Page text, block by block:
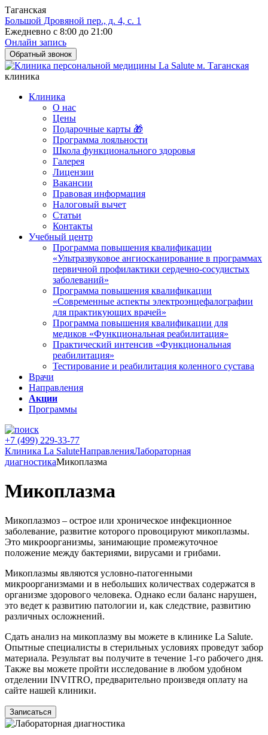
Таганская
Большой Дровяной пер., д. 4, с. 1
Ежедневно с 8:00 до 21:00
Онлайн запись
Обратный звонок
клиника
Клиника
О нас
Цены
Подарочные карты 🎁
Программа лояльности
Школа функционального здоровья
Галерея
Лицензии
Вакансии
Правовая информация
Налоговый вычет
Статьи
Контакты
Учебный центр
Программа повышения квалификации
«Ультразвуковое ангиосканирование в программах
первичной профилактики сердечно-сосудистых
заболеваний»
Программа повышения квалификации
«Современные аспекты электроэнцефалографии
для практикующих врачей»
Программа повышения квалификации для
медиков «Функциональная реабилитация»
Практический интенсив «Функциональная
реабилитация»
Тестирование и реабилитация коленного сустава
Врачи
Направления
Акции
Программы
+7 (499) 229-33-77
Клиника La SaluteНаправленияЛабораторная
диагностикаМикоплазма
Микоплазма
Микоплазмоз – острое или хроническое инфекционное
заболевание, развитие которого провоцируют микоплазмы.
Это микроорганизмы, занимающие промежуточное
положение между бактериями, вирусами и грибами.
Микоплазмы являются условно-патогенными
микроорганизмами и в небольших количествах содержатся в
организме здорового человека. Однако если баланс нарушен,
это ведет к развитию патологии и, как следствие, развитию
различных осложнений.
Сдать анализ на микоплазму вы можете в клинике La Salute.
Опытные специалисты в стерильных условиях проведут забор
материала. Результат вы получите в течение 1-го рабочего дня.
Также вы можете пройти исследование в любом удобном
отделении INVITRO, предварительно произведя оплату на
сайте нашей клиники.
Записаться